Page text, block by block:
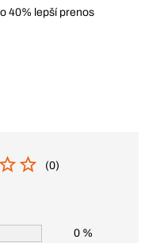
40% lepší prenos
(0)
0 %